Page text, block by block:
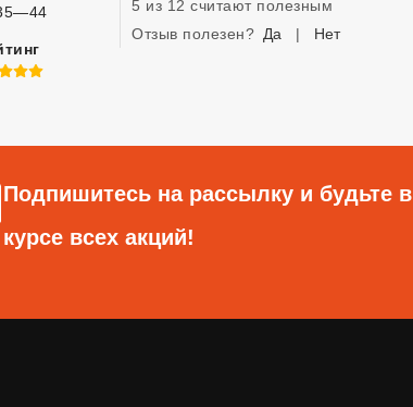
5 из 5
5 из 12 считают полезным
Отзыв полезен? Да | Нет
Подпишитесь на рассылку и будьте в
курсе всех акций!